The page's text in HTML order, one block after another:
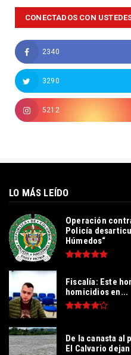
CONECTADOS CON
2340
3290
5212
LO MÁS LEÍDO
Operación
Policía
Húmedos“
Fiscalía: Este
homicidios en...
De la canasta al
El Calvario